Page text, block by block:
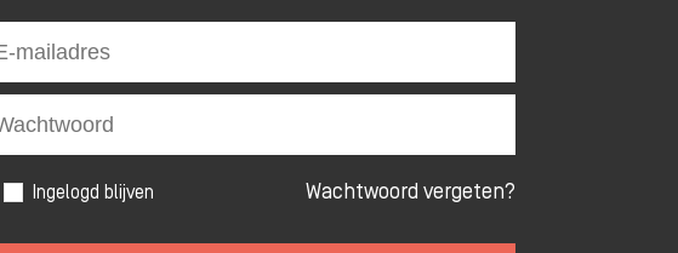
Ingelogd blijven Wachtwoord vergeten?